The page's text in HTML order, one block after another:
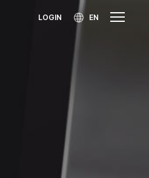
LOGIN EN